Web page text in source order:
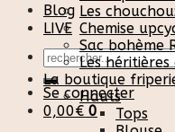
Blog
LIVE
Recherche
pour :
Se connecter
0,00€ 0
Les
Chemise
Sac bohème
Les
La boutique
Hauts
Tops